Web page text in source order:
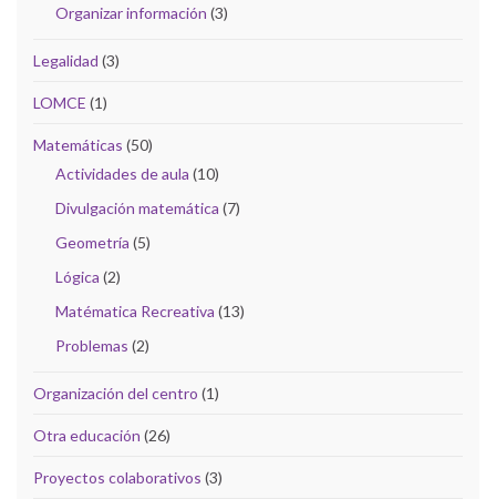
Organizar información (3)
Legalidad (3)
LOMCE (1)
Matemáticas (50)
Actividades de aula (10)
Divulgación matemática (7)
Geometría (5)
Lógica (2)
Matématica Recreativa (13)
Problemas (2)
Organización del centro (1)
Otra educación (26)
Proyectos colaborativos (3)